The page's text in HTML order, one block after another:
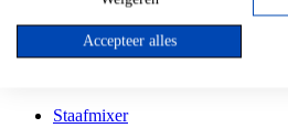
Inbouw Keramische Kookplaat
Kookplaat Accessoires
Staafmixer
Accepteer alles